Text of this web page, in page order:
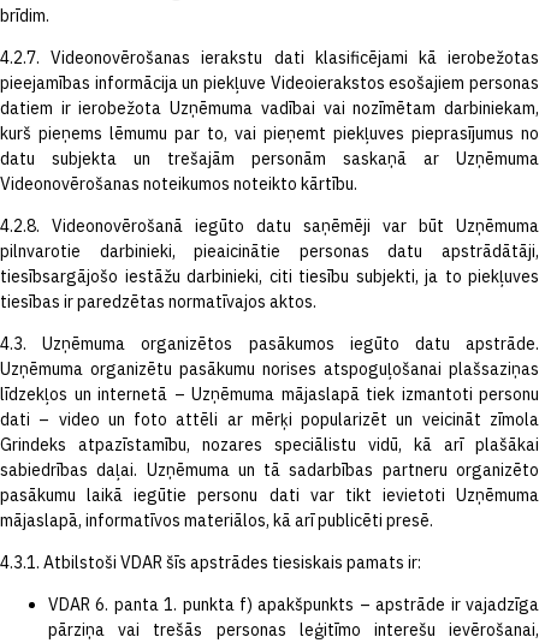
brīdim.
4.2.7. Videonovērošanas ierakstu dati klasificējami kā ierobežotas
pieejamības informācija un piekļuve Videoierakstos esošajiem personas
datiem ir ierobežota Uzņēmuma vadībai vai nozīmētam darbiniekam,
kurš pieņems lēmumu par to, vai pieņemt piekļuves pieprasījumus no
datu subjekta un trešajām personām saskaņā ar Uzņēmuma
Videonovērošanas noteikumos noteikto kārtību.
4.2.8. Videonovērošanā iegūto datu saņēmēji var būt Uzņēmuma
pilnvarotie darbinieki, pieaicinātie personas datu apstrādātāji,
tiesībsargājošo iestāžu darbinieki, citi tiesību subjekti, ja to piekļuves
tiesības ir paredzētas normatīvajos aktos.
4.3. Uzņēmuma organizētos pasākumos iegūto datu apstrāde.
Uzņēmuma organizētu pasākumu norises atspoguļošanai plašsaziņas
līdzekļos un internetā – Uzņēmuma mājaslapā tiek izmantoti personu
dati – video un foto attēli ar mērķi popularizēt un veicināt zīmola
Grindeks atpazīstamību, nozares speciālistu vidū, kā arī plašākai
sabiedrības daļai. Uzņēmuma un tā sadarbības partneru organizēto
pasākumu laikā iegūtie personu dati var tikt ievietoti Uzņēmuma
mājaslapā, informatīvos materiālos, kā arī publicēti presē.
4.3.1. Atbilstoši VDAR šīs apstrādes tiesiskais pamats ir:
VDAR 6. panta 1. punkta f) apakšpunkts – apstrāde ir vajadzīga
pārziņa vai trešās personas leģitīmo interešu ievērošanai,